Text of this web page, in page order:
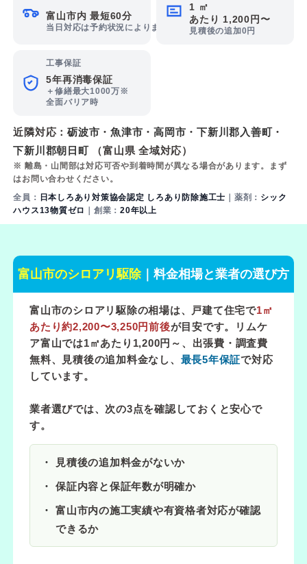
富山市内 最短60分
当日対応は予約状況によります
1 ㎡
あたり 1,200円〜
見積後の追加0円
工事保証
5年再消毒保証
＋修繕最大1000万※
全面バリア時
近隣対応：砺波市 ・魚津市 ・高岡市 ・下新川郡入善町・
下新川郡朝日町（富山県 全域対応）
※ 離島・山間部は対応可否や到着時間が異なる場合があります。まず
はお問い合わせください。
全員： 日本しろあり対策協会認定 しろあり防除施工士 ｜薬剤： シック
ハウス13物質ゼロ ｜創業：20年以上
富山市のシロアリ駆除｜料金相場と業者の選び方
富山市のシロアリ駆除の相場は、戸建て住宅で1㎡
あたり約2,200〜3,250円前後が目安です。リムケ
ア富山では1㎡あたり1,200円～ 、出張費・調査費
無料、見積後の追加料金なし、 最長5年保証で対応
しています。
業者選びでは、次の3点を確認しておくと安心で
す。
見積後の追加料金がないか
保証内容と保証年数が明確か
富山市内の施工実績や有資格者対応が確認
できるか